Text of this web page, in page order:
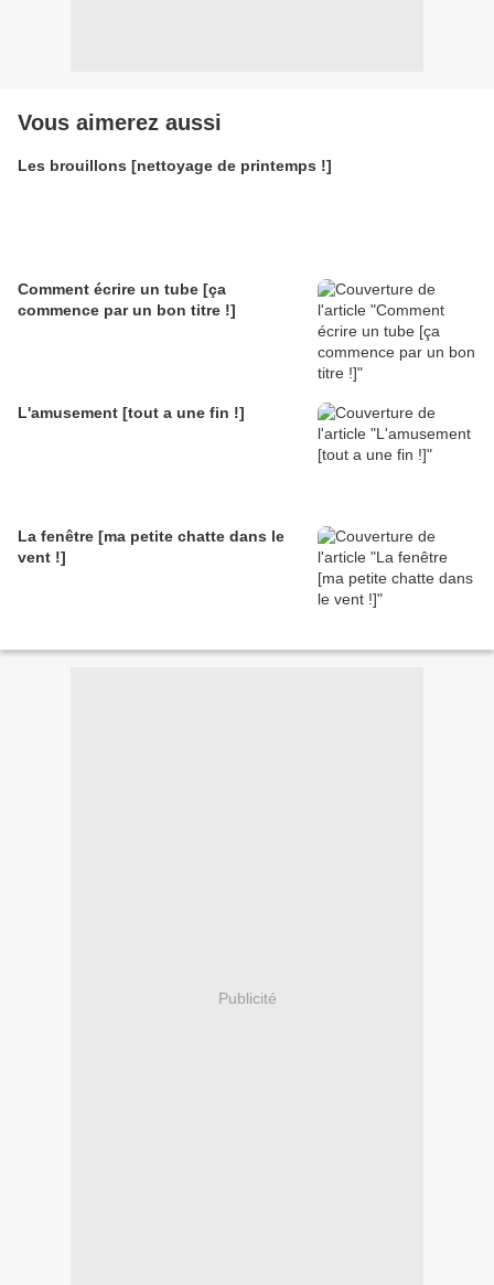
Vous aimerez aussi
Les brouillons [nettoyage de printemps !]
Comment écrire un tube [ça
commence par un bon titre !]
L'amusement [tout a une fin !]
La fenêtre [ma petite chatte dans le
vent !]
Publicité